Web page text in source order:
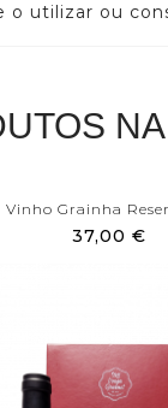
o utilizar ou
Vinho Grainha
37,00 €